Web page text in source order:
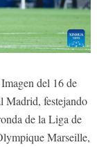
del 16 de
Madrid, festejando
de la Liga de
Marseille,